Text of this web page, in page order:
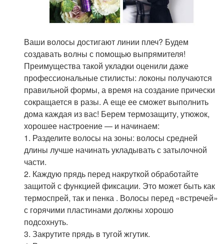
Ваши волосы достигают линии плеч? Будем
создавать волны с помощью выпрямителя!
Преимущества такой укладки оценили даже
профессиональные стилисты: локоны получаются
правильной формы, а время на создание прически
сокращается в разы. А еще ее сможет выполнить
дома каждая из вас! Берем термозащиту, утюжок,
хорошее настроение — и начинаем:
1. Разделите волосы на зоны: волосы средней
длины лучше начинать укладывать с затылочной
части.
2. Каждую прядь перед накруткой обработайте
защитой с функцией фиксации. Это может быть как
термоспрей, так и пенка . Волосы перед «встречей»
с горячими пластинами должны хорошо
подсохнуть.
3. Закрутите прядь в тугой жгутик.